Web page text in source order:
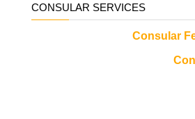
CONSULAR SERVICES
Consular